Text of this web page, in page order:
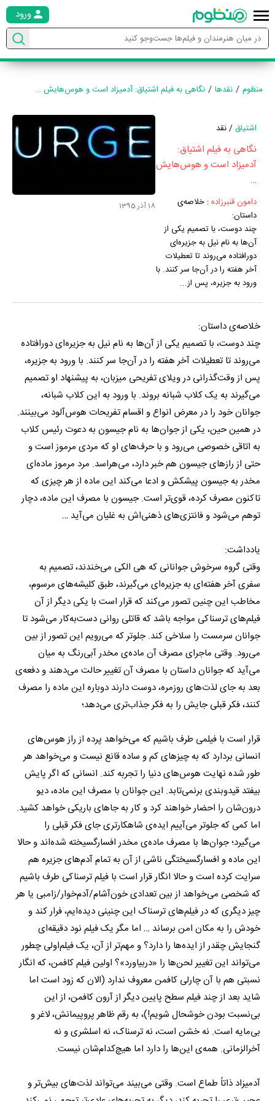
ورود
منظوم نقدها نگاهی به فیلم اشتیاق: آدمیزاد است و هوس‌هایش …
اشتیاق / نقد
نگاهی به فیلم اشتیاق:
آدمیزاد است و هوس‌هایش
…
دامون قنبرزاده: خلاصه‌ی
داستان:
چند دوست، با تصمیم یکی از
آن‌ها به نام نیل به جزیره‌ای
دورافتاده می‌روند تا تعطیلات
آخر هفته را در آن‌جا سر کنند. با
ورود به جزیره، پس از...
18 آذر 1395
خلاصه‌ی داستان:
چند دوست، با تصمیم یکی از آن‌ها به نام نیل به جزیره‌ای دورافتاده
می‌روند تا تعطیلات آخر هفته را در آن‌جا سر کنند. با ورود به جزیره،
پس از وقت‌گذرانی در ویلای تفریحی میزبان، به پیشنهاد او تصمیم
می‌گیرند به یک کلاب شبانه بروند. با ورود به این کلاب شبانه،
جوانان خود را در معرض انواع و اقسام تفریحات هوس‌آلود می‌بینند.
در همین حین، یکی از جوان‌ها به نام جیسون به دعوت رئیس کلاب
به اتاقی خصوصی می‌رود و با حرف‌های او که مردی مرموز است و
حتی از رازهای جیسون هم خبر دارد، می‌هراسد. مرد مرموز ماده‌ای
مخدر به جیسون پیشکش و ادعا می‌کند این ماده از هر چیزی که
تاکنون مصرف کرده، قوی‌تر است. جیسون با مصرف این ماده، دچار
توهم می‌شود و فانتزی‌های ذهنی‌اش به غلیان می‌آید …
یادداشت:
وقتی گروه سرخوش جوانانی که هی الکی می‌خندند، تصمیم به
سفری آخر هفته‌ای به جزیره‌ای می‌گیرند، طبق کلیشه‌های مرسوم،
مخاطب این چنین تصور می‌کند که قرار است با یکی دیگر از آن
فیلم‌های ترسناکی مواجه باشد که قاتلی روانی دست‌به‌کار می‌شود تا
جوانان سرمست را سلاخی کند. جلوتر که می‌رویم این تصور از بین
می‌رود. وقتی ماجرای مصرف آن ماده‌ی مخدر آبی‌رنگ به میان
می‌آید که جوانان داستان با مصرف آن تغییر حالت می‌دهند و دفعه‌ی
بعد به جای لذت‌های روزمره، دوست دارند دوباره این ماده را مصرف
کنند، فکر قبلی جایش را به فکر جذاب‌تری می‌دهد؛
قرار است با فیلمی طرف باشیم که می‌خواهد پرده از راز هوس‌های
انسانی بردارد که به چیزهای کم و ساده قانع نیست و می‌خواهد هر
طور شده نهایت هوس‌های دنیا را تجربه کند. انسانی که اگر پایش
بیفتد قیدوبندی برنمی‌تابد. این جوانان با مصرف این ماده، دیو
درون‌شان را احضار خواهند کرد و کار به جاهای باریکی خواهد کشید.
اما کمی که جلوتر می‌آییم ایده‌ی شاهکارتری جای فکر قبلی را
می‌گیرد؛ جوان‌ها با مصرف ماده‌ی مخدر افسارگسیخته شده‌اند و حالا
این ماده و افسارگسیختگی ناشی از آن به تمام آدم‌های جزیره هم
سرایت کرده است و حالا انگار قرار است با فیلم ترسناکی طرف باشیم
که شخصی می‌خواهد از بین تعدادی خون‌آشام/آدم‌خوار/زامبی یا هر
چیز دیگری که در فیلم‌های ترسناک این چنینی دیده‌ایم، فرار کند و
خودش را به مکان امن برساند … اما مگر یک فیلم نود دقیقه‌ای
گنجایش چقدر از ایده‌ها را دارد؟ و مهم‌تر از آن، یک فیلم‌اولی چطور
می‌تواند این تغییر لحن‌ها را «دربیاورد»؟ اولین فیلم کافمن، که انگار
نسبتی هم با آن چارلی کافمن معروف ندارد (الان که زود است اما
شاید بعد از چند فیلم سطح پایین دیگر از آرون کافمن، از این
بی‌نسبت بودن خوشحال شویم!)، به رقم ظاهر پر‌و‌پیمانش، لاغر و
بی‌مایه است. نه خشن است، نه ترسناک، نه اسلشری و نه
آخرالزمانی. همه‌ی این‌ها را دارد اما هیچ‌کدام‌شان نیست.
آدمیزاد ذاتاً طماع است. وقتی می‌بیند می‌تواند لذت‌های بیش‌تر و